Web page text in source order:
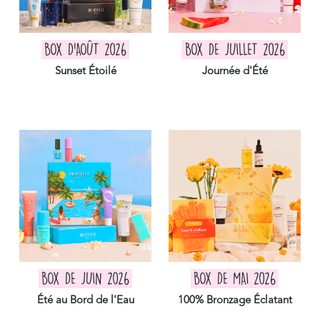
BOX D'AOÛT 2026
Sunset Étoilé
BOX DE JUILLET 2026
Journée d'Été
BOX DE JUIN 2026
Été au Bord de l'Eau
BOX DE MAI 2026
100% Bronzage Éclatant